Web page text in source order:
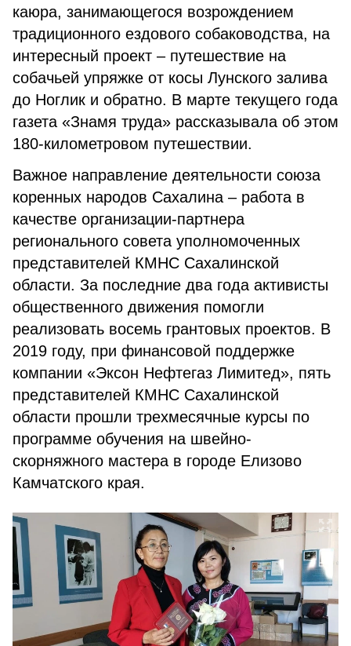
каюра, занимающегося возрождением
традиционного ездового собаководства, на
интересный проект – путешествие на
собачьей упряжке от косы Лунского залива
до Ноглик и обратно. В марте текущего года
газета «Знамя труда» рассказывала об этом
180-километровом путешествии.
Важное направление деятельности союза
коренных народов Сахалина – работа в
качестве организации-партнера
регионального совета уполномоченных
представителей КМНС Сахалинской
области. За последние два года активисты
общественного движения помогли
реализовать восемь грантовых проектов. В
2019 году, при финансовой поддержке
компании «Эксон Нефтегаз Лимитед», пять
представителей КМНС Сахалинской
области прошли трехмесячные курсы по
программе обучения на швейно-
скорняжного мастера в городе Елизово
Камчатского края.